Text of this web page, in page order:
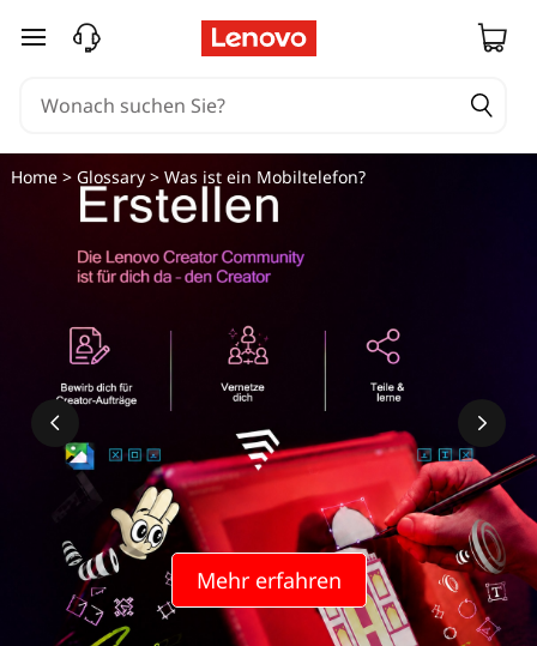
zum Hauptinhalt springen
Mehr erfahren
Home> Glossary> Was ist ein Mobiltelefon?